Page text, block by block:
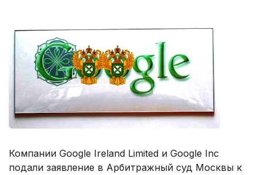
Компании Google Ireland Limited и Google Inc
подали заявление в Арбитражный суд Москвы к